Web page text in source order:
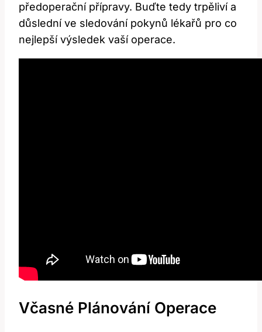
předoperační přípravy. Buďte tedy trpěliví a
důslední ve sledování pokynů lékařů pro co
nejlepší výsledek vaší⁤ operace.
Včasné‍ Plánování Operace